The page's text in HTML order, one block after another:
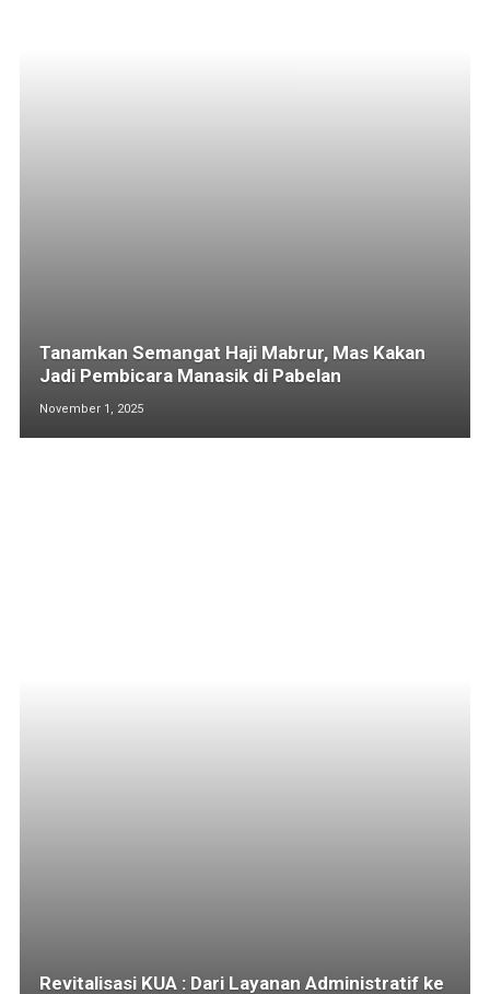
Tanamkan Semangat Haji Mabrur, Mas Kakan
Jadi Pembicara Manasik di Pabelan
November 1, 2025
Revitalisasi KUA : Dari Layanan Administratif ke